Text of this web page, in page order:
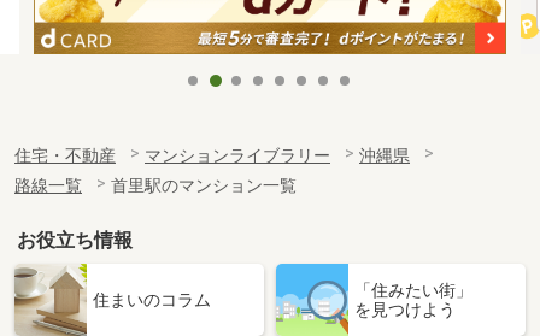
住宅・不動産 マンションライブラリー
沖縄県
路線一覧
首里駅のマンション一覧
お役立ち情報
住まいのコラム
「住みたい街」
を見つけよう